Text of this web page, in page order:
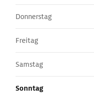
Donnerstag
Freitag
Samstag
Sonntag